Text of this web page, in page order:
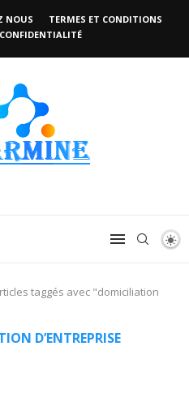
NOUS
TERMES ET CONDITIONS
taggés avec "domiciliation
D’ENTREPRISE